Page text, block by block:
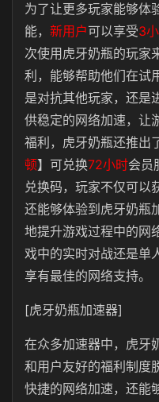
为了让更多玩家能够体
能， 新用户可以享受3
次使用虎牙奶瓶的玩家
利，能够帮助他们在试
是对抗其他玩家，还是
供稳定的网络加速，让
福利，虎牙奶瓶还推出
顿】 可兑换72小时会员
兑换码，玩家不仅可以
还能够体验到虎牙奶瓶
地提升游戏过程中的网
戏中的实时对战还是单
享有最佳的网络支持。
[虎牙奶瓶加速器]
在众多加速器中，虎牙
和用户友好的福利制度
快捷的网络加速，还能